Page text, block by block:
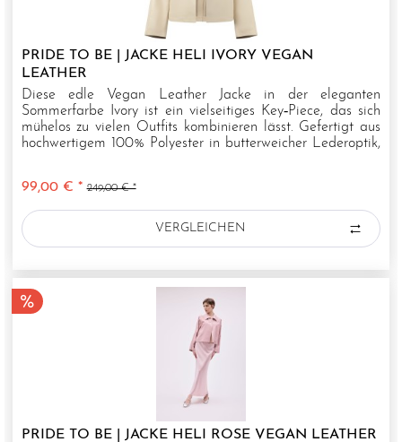
PRIDE TO BE | JACKE HELI IVORY VEGAN
LEATHER
Diese edle Vegan Leather Jacke in der eleganten
Sommerfarbe Ivory ist ein vielseitiges Key‑Piece, das sich
mühelos zu vielen Outfits kombinieren lässt. Gefertigt aus
hochwertigem 100% Polyester in butterweicher Lederoptik,
99,00 € * 249,00 € *
VERGLEICHEN
PRIDE TO BE | JACKE HELI ROSE VEGAN LEATHER